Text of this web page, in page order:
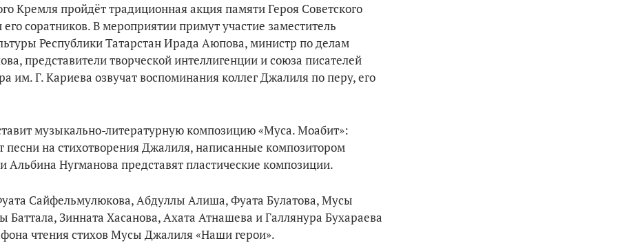
Кремля пройдёт традиционная акция памяти Героя Советского
соратников. В мероприятии примут участие заместитель
Республики Татарстан Ирада Аюпова, министр по делам
представители творческой интеллигенции и союза писателей
им. Г. Кариева озвучат воспоминания коллег Джалиля по перу, его
музыкально-литературную композицию «Муса. Моабит»:
на стихотворения Джалиля, написанные композитором
Нугманова представят пластические композиции.
Сайфельмулюкова, Абдуллы Алиша, Фуата Булатова, Мусы
Зинната Хасанова, Ахата Атнашева и Галлянура Бухараева
чтения стихов Мусы Джалиля «Наши герои».